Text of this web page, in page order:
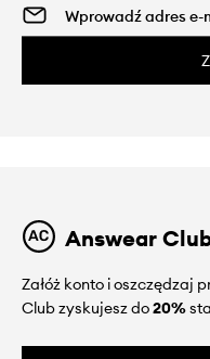
Answear
Załóż konto i oszczędzaj
Club zyskujesz do20%